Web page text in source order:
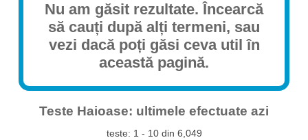
Nu am găsit rezultate. Încearcă
să cauți după alți termeni, sau
vezi dacă poți găsi ceva util în
această pagină.
Teste Haioase: ultimele efectuate azi
teste: 1 - 10 din 6,049